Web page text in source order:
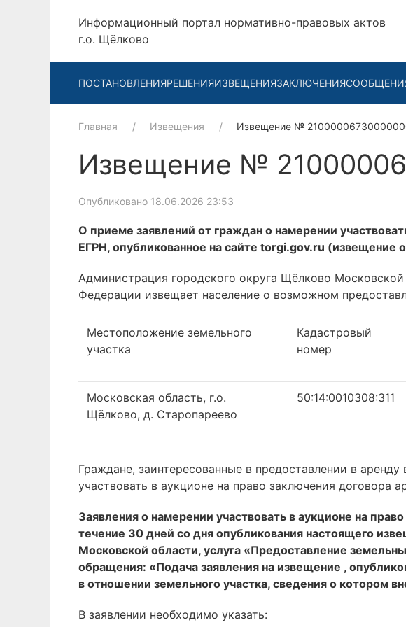
Информационный портал нормативно-правовых актов
г.о. Щёлково
ПОСТАНОВЛЕНИЯРЕШЕНИЯИЗВЕЩЕНИЯЗАКЛЮЧЕНИЯ
Главная Извещения Извещение №
Извещение №
Опубликовано 18.06.2026 23:53
О приеме заявлений от граждан о намерении
ЕГРН, опубликованное на сайте torgi.gov.ru (извещение
Администрация городского округа Щёлково
Федерации извещает население о возможном
Местоположение земельного
участка
Кадастровый
номер
Московская область, г.о.
Щёлково, д. Старопареево
50:14:0010308:311
Граждане, заинтересованные в предоставлении в
участвовать в аукционе на право заключения договора
Заявления о намерении участвовать в аукционе на
течение 30 дней со дня опубликования настоящего
Московской области, услуга «Предоставление
обращения: «Подача заявления на извещение ,
в отношении земельного участка, сведения о котором
В заявлении необходимо указать: